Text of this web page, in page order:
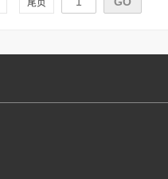
尾页